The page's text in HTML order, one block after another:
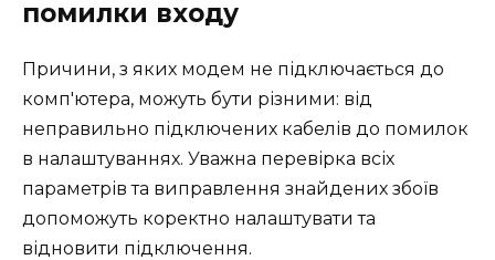
помилки входу
Причини, з яких модем не підключається до
комп'ютера, можуть бути різними: від
неправильно підключених кабелів до помилок
в налаштуваннях. Уважна перевірка всіх
параметрів та виправлення знайдених збоїв
допоможуть коректно налаштувати та
відновити підключення.